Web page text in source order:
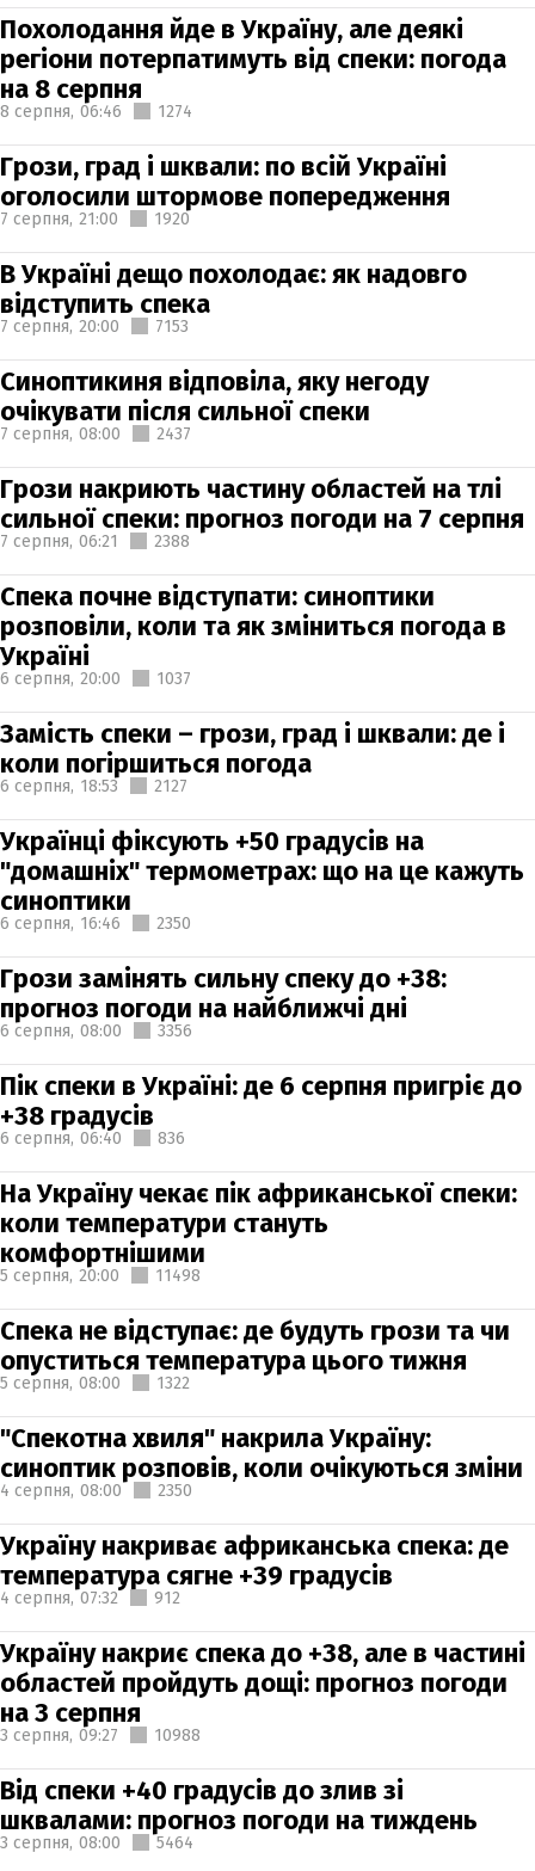
Похолодання йде в Україну, але деякі
регіони потерпатимуть від спеки: погода
на 8 серпня
8 серпня, 06:46 1274
Грози, град і шквали: по всій Україні
оголосили штормове попередження
7 серпня, 21:00 1920
В Україні дещо похолодає: як надовго
відступить спека
7 серпня, 20:00 7153
Синоптикиня відповіла, яку негоду
очікувати після сильної спеки
7 серпня, 08:00 2437
Грози накриють частину областей на тлі
сильної спеки: прогноз погоди на 7 серпня
7 серпня, 06:21 2388
Спека почне відступати: синоптики
розповіли, коли та як зміниться погода в
Україні
6 серпня, 20:00 1037
Замість спеки – грози, град і шквали: де і
коли погіршиться погода
6 серпня, 18:53 2127
Українці фіксують +50 градусів на
"домашніх" термометрах: що на це кажуть
синоптики
6 серпня, 16:46 2350
Грози замінять сильну спеку до +38:
прогноз погоди на найближчі дні
6 серпня, 08:00 3356
Пік спеки в Україні: де 6 серпня пригріє до
+38 градусів
6 серпня, 06:40 836
На Україну чекає пік африканської спеки:
коли температури стануть
комфортнішими
5 серпня, 20:00 11498
Спека не відступає: де будуть грози та чи
опуститься температура цього тижня
5 серпня, 08:00 1322
"Спекотна хвиля" накрила Україну:
синоптик розповів, коли очікуються зміни
4 серпня, 08:00 2350
Україну накриває африканська спека: де
температура сягне +39 градусів
4 серпня, 07:32 912
Україну накриє спека до +38, але в частині
областей пройдуть дощі: прогноз погоди
на 3 серпня
3 серпня, 09:27 10988
Від спеки +40 градусів до злив зі
шквалами: прогноз погоди на тиждень
3 серпня, 08:00 5464